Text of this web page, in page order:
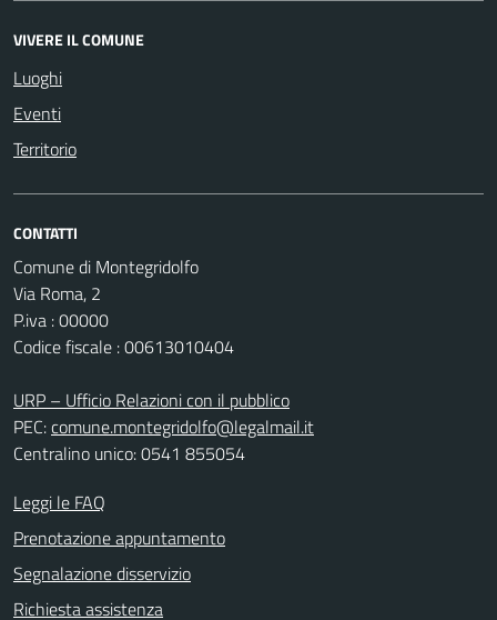
VIVERE IL COMUNE
Luoghi
Eventi
Territorio
CONTATTI
Comune di Montegridolfo
Via Roma, 2
P.iva : 00000
Codice fiscale : 00613010404
URP – Ufficio Relazioni con il pubblico
PEC:comune.montegridolfo@legalmail.it
Centralino unico: 0541 855054
Leggi le FAQ
Prenotazione appuntamento
Segnalazione disservizio
Richiesta assistenza